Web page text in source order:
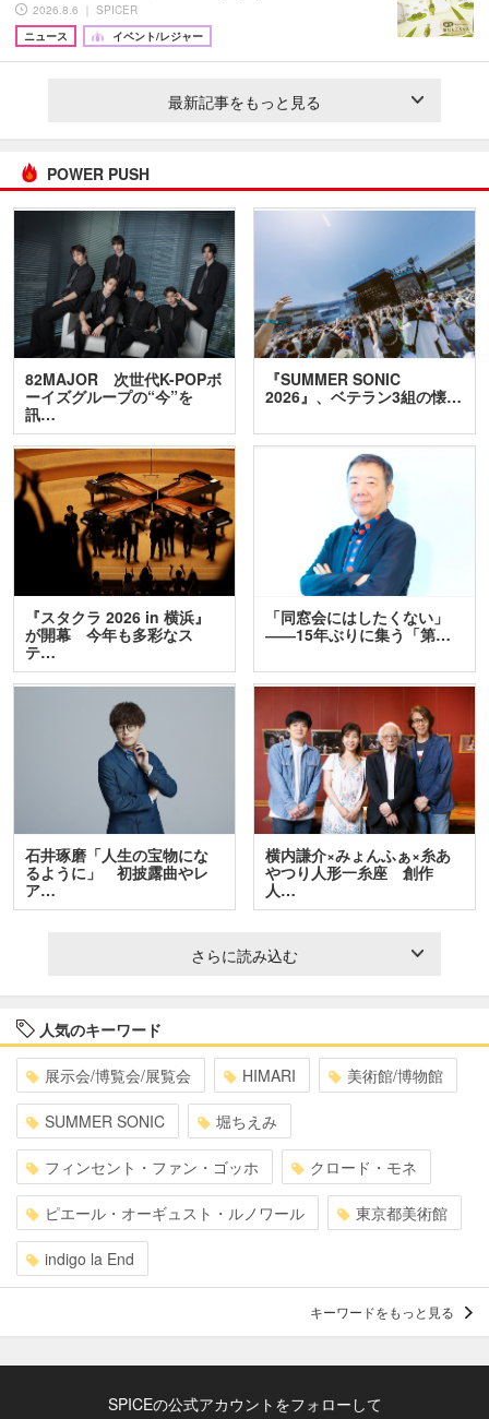
2026.8.6 ｜ SPICER
ニュース
イベント/レジャー
最新記事をもっと見る
POWER PUSH
82MAJOR 次世代K-POPボ
ーイズグループの“今”を
訊…
『SUMMER SONIC
2026』、ベテラン3組の懐…
『スタクラ 2026 in 横浜』
が開幕 今年も多彩なス
テ…
「同窓会にはしたくない」
――15年ぶりに集う「第…
石井琢磨「人生の宝物にな
るように」 初披露曲やレ
ア…
横内謙介×みょんふぁ×糸あ
やつり人形一糸座 創作
人…
さらに読み込む
人気のキーワード
展示会/博覧会/展覧会 HIMARI 美術館/博物館
SUMMER SONIC 堀ちえみ
フィンセント・ファン・ゴッホ クロード・モネ
ピエール・オーギュスト・ルノワール 東京都美術館
indigo la End
キーワードをもっと見る
SPICEの公式アカウントをフォローして